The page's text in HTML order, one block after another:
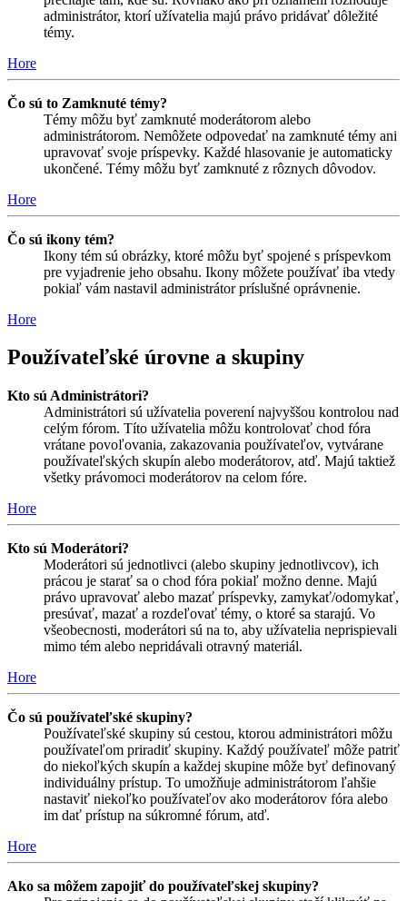
administrátor, ktorí užívatelia majú právo pridávať dôležité
témy.
Hore
Čo sú to Zamknuté témy?
Témy môžu byť zamknuté moderátorom alebo
administrátorom. Nemôžete odpovedať na zamknuté témy ani
upravovať svoje príspevky. Každé hlasovanie je automaticky
ukončené. Témy môžu byť zamknuté z rôznych dôvodov.
Hore
Čo sú ikony tém?
Ikony tém sú obrázky, ktoré môžu byť spojené s príspevkom
pre vyjadrenie jeho obsahu. Ikony môžete používať iba vtedy
pokiaľ vám nastavil administrátor príslušné oprávnenie.
Hore
Používateľské úrovne a skupiny
Kto sú Administrátori?
Administrátori sú užívatelia poverení najvyššou kontrolou nad
celým fórom. Títo užívatelia môžu kontrolovať chod fóra
vrátane povoľovania, zakazovania používateľov, vytvárane
používateľských skupín alebo moderátorov, atď. Majú taktiež
všetky právomoci moderátorov na celom fóre.
Hore
Kto sú Moderátori?
Moderátori sú jednotlivci (alebo skupiny jednotlivcov), ich
prácou je starať sa o chod fóra pokiaľ možno denne. Majú
právo upravovať alebo mazať príspevky, zamykať/odomykať,
presúvať, mazať a rozdeľovať témy, o ktoré sa starajú. Vo
všeobecnosti, moderátori sú na to, aby užívatelia neprispievali
mimo tém alebo nepridávali otravný materiál.
Hore
Čo sú používateľské skupiny?
Používateľské skupiny sú cestou, ktorou administrátori môžu
používateľom priradiť skupiny. Každý používateľ môže patriť
do niekoľkých skupín a každej skupine môže byť definovaný
individuálny prístup. To umožňuje administrátorom ľahšie
nastaviť niekoľko používateľov ako moderátorov fóra alebo
im dať prístup na súkromné fórum, atď.
Hore
Ako sa môžem zapojiť do používateľskej skupiny?